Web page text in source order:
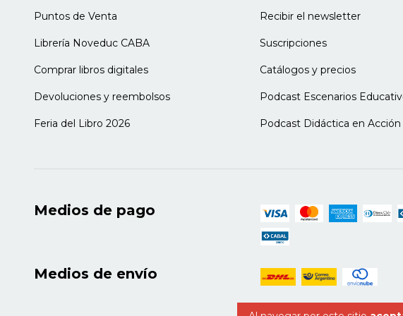
Capítulo 10.
La plasticidad como resistencia frente al sufrimiento del
Capítulo 12.
Pablo no es "un espectro autista": existe a través de un
Frente al diagnóstico, Amadeo abre un mundo posible:
Introducción
Puntos de Venta
Librería Noveduc CABA
Comprar libros digitales
Devoluciones y reembolsos
Feria del Libro 2026
Recibir el newsletter
Suscripciones
Catálogos y precios
Podcast Escenarios
Podcast Didáctica en Acción
Medios de pago
Medios de envío